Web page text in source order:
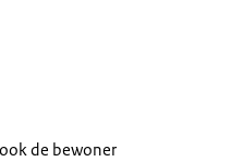
de bewoner